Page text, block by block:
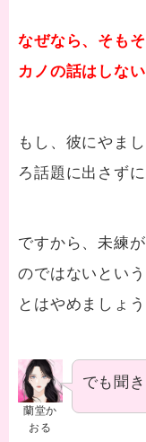
なぜなら、そも
カノの話はしない
もし、彼にやま
ろ話題に出さず
ですから、未練
のではないとい
とはやめましょう
蘭堂か
おる
でも聞